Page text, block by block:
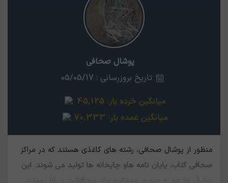
پوشال صحافی
تاریخ بروزرسانی : 05/05/17
میانگین خرده بار: 45,125
میانگین عمده بار: 70,333
منظور از پوشال صحافی، رشته های کاغذی هستند که در مراکز
صحافی کتاب، پایان نامه ها‌و چاپخانه ها تولید می شوند. این